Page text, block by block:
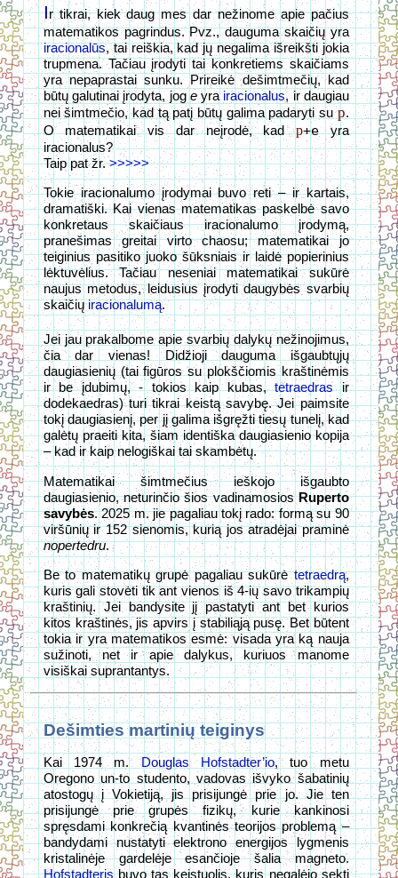
Ir tikrai, kiek daug mes dar nežinome apie pačius
matematikos pagrindus. Pvz., dauguma skaičių yra
iracionalūs, tai reiškia, kad jų negalima išreikšti jokia
trupmena. Tačiau įrodyti tai konkretiems skaičiams
yra nepaprastai sunku. Prireikė dešimtmečių, kad
būtų galutinai įrodyta, jog eyrairacionalus, ir daugiau
nei šimtmečio, kad tą patį būtų galima padaryti sup.
O matematikai vis dar neįrodė, kadp+eyra
iracionalus?
Taip pat žr.>>>>>
Tokie iracionalumo įrodymai buvo reti – ir kartais,
dramatiški. Kai vienas matematikas paskelbė savo
konkretaus skaičiaus iracionalumo įrodymą,
pranešimas greitai virto chaosu; matematikai jo
teiginius pasitiko juoko šūksniais ir laidė popierinius
lėktuvėlius. Tačiau neseniai matematikai sukūrė
naujus metodus, leidusius įrodyti daugybės svarbių
skaičiųiracionalumą.
Jei jau prakalbome apie svarbių dalykų nežinojimus,
čia dar vienas! Didžioji dauguma išgaubtųjų
daugiasienių (tai figūros su plokščiomis kraštinėmis
ir be įdubimų, - tokios kaip kubas,tetraedrasir
dodekaedras) turi tikrai keistą savybę. Jei paimsite
tokį daugiasienį, per jį galima išgręžti tiesų tunelį, kad
galėtų praeiti kita, šiam identiška daugiasienio kopija
– kad ir kaip nelogiškai tai skambėtų.
Matematikai šimtmečius ieškojo išgaubto
daugiasienio, neturinčio šios vadinamosiosRuperto
savybės. 2025 m. jie pagaliau tokį rado: formą su 90
viršūnių ir 152 sienomis, kurią jos atradėjai praminė
nopertedru.
Be to matematikų grupė pagaliau sukūrėtetraedrą,
kuris gali stovėti tik ant vienos iš 4-ių savo trikampių
kraštinių. Jei bandysite jį pastatyti ant bet kurios
kitos kraštinės, jis apvirs į stabiliąją pusę. Bet būtent
tokia ir yra matematikos esmė: visada yra ką nauja
sužinoti, net ir apie dalykus, kuriuos manome
visiškai suprantantys.
Dešimties martinių teiginys
Kai 1974 m.Douglas Hofstadter’io, tuo metu
Oregono un-to studento, vadovas išvyko šabatinių
atostogų į Vokietiją, jis prisijungė prie jo. Jie ten
prisijungė prie grupės fizikų, kurie kankinosi
spręsdami konkrečią kvantinės teorijos problemą –
bandydami nustatyti elektrono energijos lygmenis
kristalinėje gardelėje esančioje šalia magneto.
Hofstadterisbuvo tas keistuolis, kuris negalėjo sekti